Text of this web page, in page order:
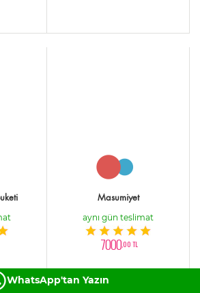
Masumiyet
aynı gün teslimat
7000,00 TL
WhatsApp'tan Yazın